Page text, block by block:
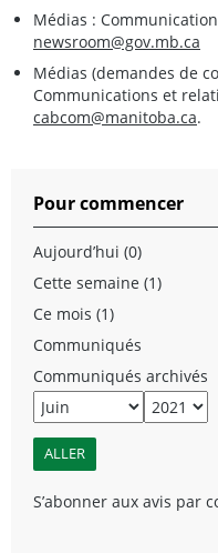
Médias :
newsroom@gov.mb.ca
Médias (demandes de
Communications et
cabcom@manitoba.ca.
Pour commencer
Aujourd’hui (0)
Cette semaine (1)
Ce mois (1)
Communiqués
Communiqués archivés
S’abonner aux avis par